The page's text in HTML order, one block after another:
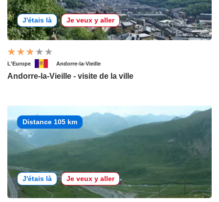
J'étais là Je veux y aller
L'Europe Andorre-la-Vieille
Andorre-la-Vieille - visite de la ville
Distance 105 km
J'étais là Je veux y aller